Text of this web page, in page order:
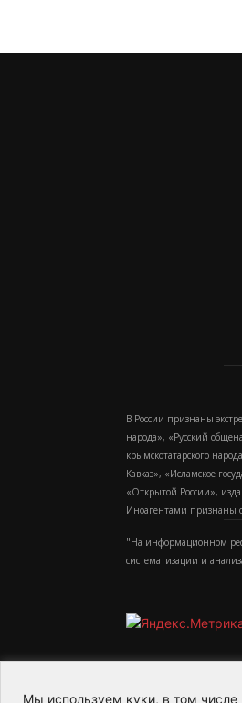
Мы используем куки, в том числе
В России признаны
народа», «Русский
крымскотатарского
Кавказ», «Исламское
«Открытой России»,
Иноагентами признаны
"На информационном
систематизации и